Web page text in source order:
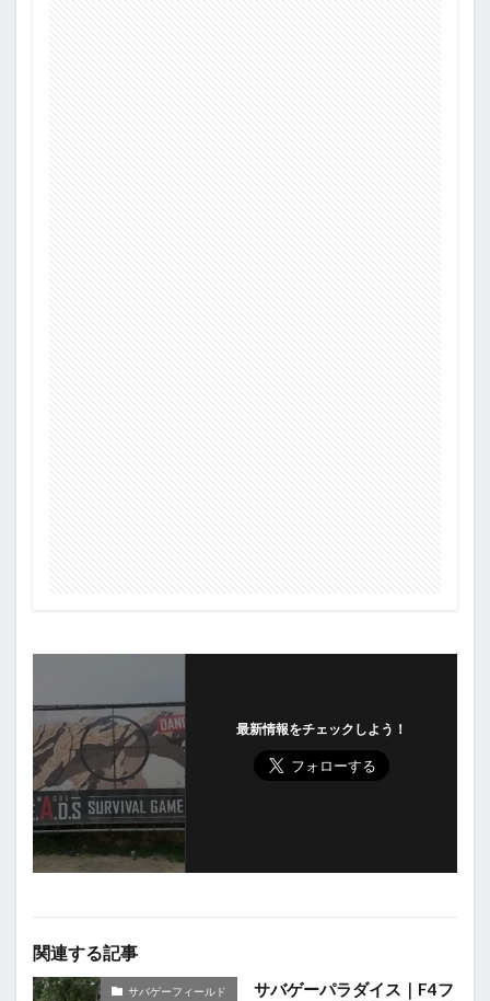
最新情報をチェックしよう！
関連する記事
サバゲーフィールド
サバゲーパラダイス｜F4フ